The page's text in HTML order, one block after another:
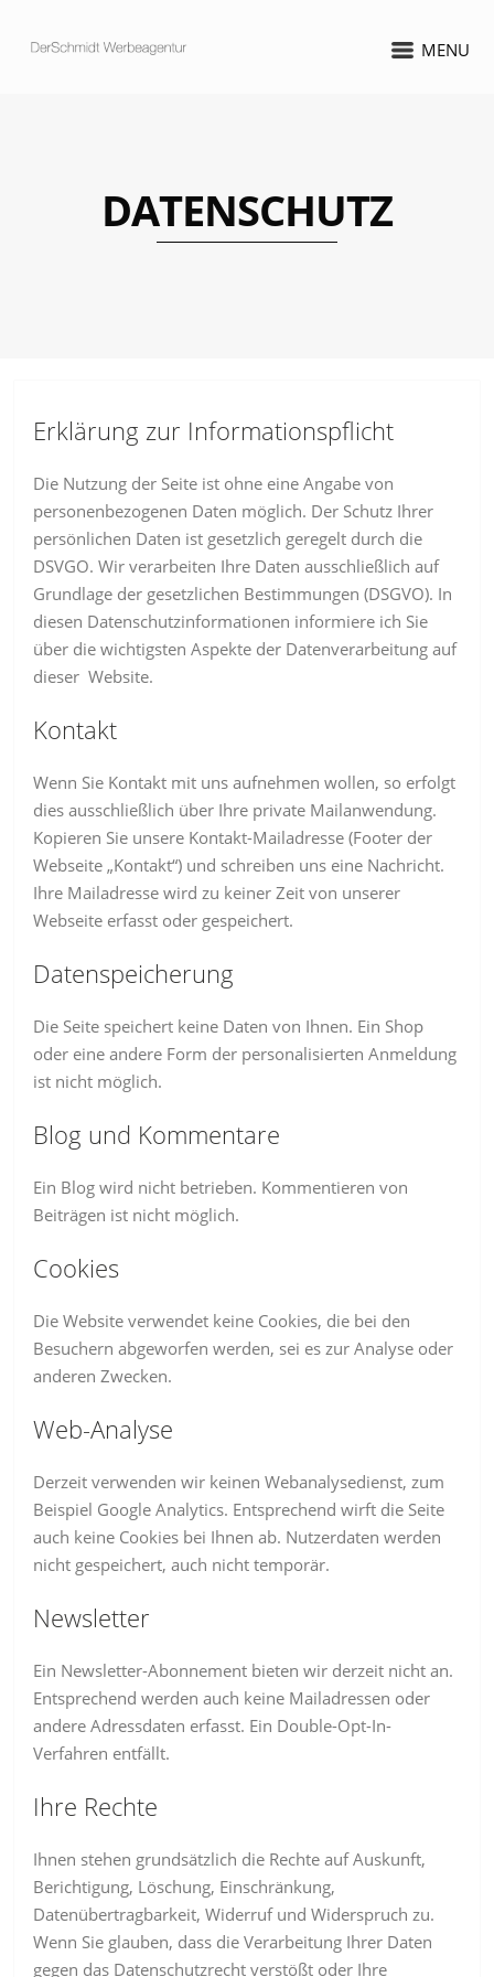
MENU
DATENSCHUTZ
Erklärung zur Informationspflicht
Die Nutzung der Seite ist ohne eine Angabe von
personenbezogenen Daten möglich. Der Schutz Ihrer
persönlichen Daten ist gesetzlich geregelt durch die
DSVGO. Wir verarbeiten Ihre Daten ausschließlich auf
Grundlage der gesetzlichen Bestimmungen (DSGVO). In
diesen Datenschutzinformationen informiere ich Sie
über die wichtigsten Aspekte der Datenverarbeitung auf
dieser Website.
Kontakt
Wenn Sie Kontakt mit uns aufnehmen wollen, so erfolgt
dies ausschließlich über Ihre private Mailanwendung.
Kopieren Sie unsere Kontakt-Mailadresse (Footer der
Webseite „Kontakt“) und schreiben uns eine Nachricht.
Ihre Mailadresse wird zu keiner Zeit von unserer
Webseite erfasst oder gespeichert.
Datenspeicherung
Die Seite speichert keine Daten von Ihnen. Ein Shop
oder eine andere Form der personalisierten Anmeldung
ist nicht möglich.
Blog und Kommentare
Ein Blog wird nicht betrieben. Kommentieren von
Beiträgen ist nicht möglich.
Cookies
Die Website verwendet keine Cookies, die bei den
Besuchern abgeworfen werden, sei es zur Analyse oder
anderen Zwecken.
Web-Analyse
Derzeit verwenden wir keinen Webanalysedienst, zum
Beispiel Google Analytics. Entsprechend wirft die Seite
auch keine Cookies bei Ihnen ab. Nutzerdaten werden
nicht gespeichert, auch nicht temporär.
Newsletter
Ein Newsletter-Abonnement bieten wir derzeit nicht an.
Entsprechend werden auch keine Mailadressen oder
andere Adressdaten erfasst. Ein Double-Opt-In-
Verfahren entfällt.
Ihre Rechte
Ihnen stehen grundsätzlich die Rechte auf Auskunft,
Berichtigung, Löschung, Einschränkung,
Datenübertragbarkeit, Widerruf und Widerspruch zu.
Wenn Sie glauben, dass die Verarbeitung Ihrer Daten
gegen das Datenschutzrecht verstößt oder Ihre